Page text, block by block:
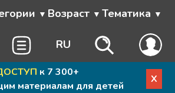
Возраст Тематика
RU
к 7 300+
материалам для детей
X